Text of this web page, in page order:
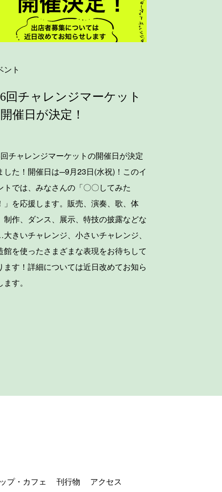
ント
回チャレンジマーケット
催日が決定！
チャレンジマーケットの開催日が決定
した！開催日は─9月23日(水祝)！このイ
トでは、みなさんの「〇〇してみた
」を応援します。販売、演奏、歌、体
制作、ダンス、展示、特技の披露などな
きいチャレンジ、小さいチャレンジ、
館を使ったさまざまな表現をお待ちして
ます！詳細については近日改めてお知ら
す。
プ・カフェ 刊行物 アクセス